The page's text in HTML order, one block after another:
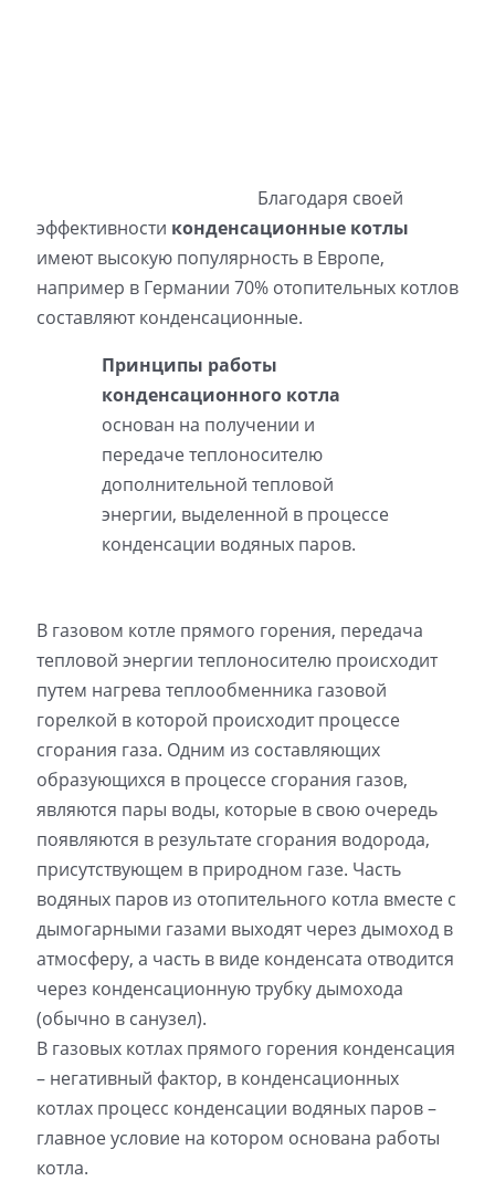
Благодаря своей
эффективности конденсационные котлы
имеют высокую популярность в Европе,
например в Германии 70% отопительных котлов
составляют конденсационные.
Принципы работы
конденсационного котла
основан на получении и
передаче теплоносителю
дополнительной тепловой
энергии, выделенной в процессе
конденсации водяных паров.
В газовом котле прямого горения, передача
тепловой энергии теплоносителю происходит
путем нагрева теплообменника газовой
горелкой в которой происходит процессе
сгорания газа. Одним из составляющих
образующихся в процессе сгорания газов,
являются пары воды, которые в свою очередь
появляются в результате сгорания водорода,
присутствующем в природном газе. Часть
водяных паров из отопительного котла вместе с
дымогарными газами выходят через дымоход в
атмосферу, а часть в виде конденсата отводится
через конденсационную трубку дымохода
(обычно в санузел).
В газовых котлах прямого горения конденсация
– негативный фактор, в конденсационных
котлах процесс конденсации водяных паров –
главное условие на котором основана работы
котла.